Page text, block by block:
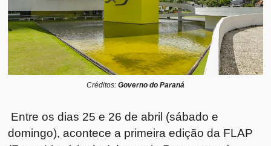
Créditos: Governo do Paraná
Entre os dias 25 e 26 de abril (sábado e
domingo), acontece a primeira edição da FLAP